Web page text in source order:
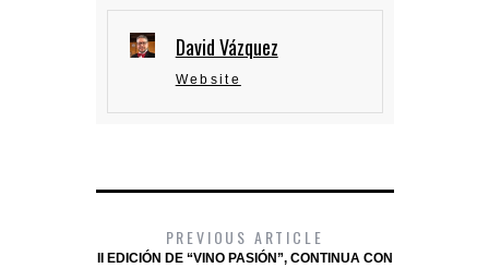
David Vázquez
Website
PREVIOUS ARTICLE
II EDICIÓN DE “VINO PASIÓN”, CONTINUA CON